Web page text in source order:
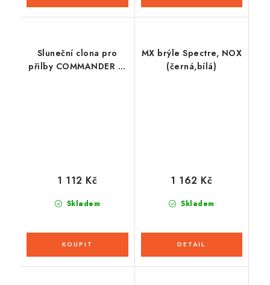
Sluneční clona pro
přilby COMMANDER 2,
Skladem
1 112 Kč
MX brýle Spectre, NOX
(černá,bílá)
Skladem
1 162 Kč